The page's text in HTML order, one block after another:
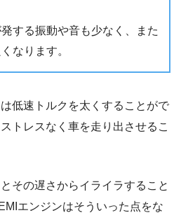
する振動や音も少なく、また
なります。
低速トルクを太くすることがで
トレスなく車を走り出させるこ
その遅さからイライラすること
エンジンはそういった点をな